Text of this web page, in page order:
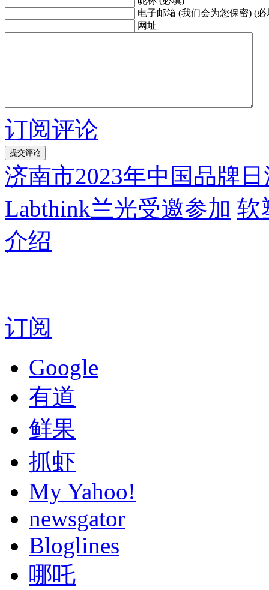
电子邮箱 (我们会为您保密) (必
网址
订阅评论
济南市2023年中国品牌
Labthink兰光受邀参加 软
介绍
订阅
Google
有道
鲜果
抓虾
My Yahoo!
newsgator
Bloglines
哪吒